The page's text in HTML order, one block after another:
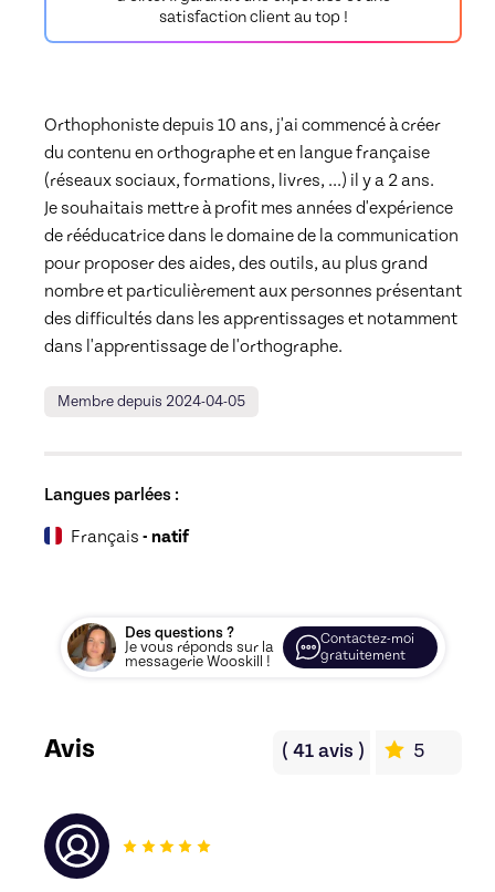
Vidéo 5 : La relecture => j’apprends à chercher et à
Ebook 5 : la relecture => j’apprends à chercher et à
trouver mes fautes d’orthographe !
Ebook 5 : la relecture => j’apprends à chercher et
à trouver mes fautes d’orthographe !
Document
Ebook 6 : Entraînement à l’exercice de la dictée
Vidéo 6 : Entraînement à l’exercice de la dictée
00:59:45
00:30
satisfaction client au top !
Orthophoniste depuis 10 ans, j'ai commencé à créer
du contenu en orthographe et en langue française
(réseaux sociaux, formations, livres, ...) il y a 2 ans.
Je souhaitais mettre à profit mes années d'expérience
de rééducatrice dans le domaine de la communication
pour proposer des aides, des outils, au plus grand
nombre et particulièrement aux personnes présentant
des difficultés dans les apprentissages et notamment
dans l'apprentissage de l'orthographe.
Membre depuis 2024-04-05
Langues parlées :
Français - natif
Des questions ?
Je vous réponds sur la
messagerie Wooskill !
Contactez-moi
gratuitement
Avis ( 41avis ) 5